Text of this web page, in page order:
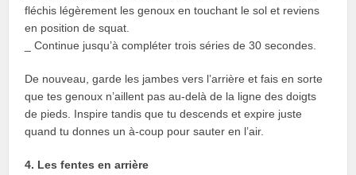
fléchis légèrement les genoux en touchant le sol et reviens
en position de squat.
_ Continue jusqu’à compléter trois séries de 30 secondes.
De nouveau, garde les jambes vers l’arrière et fais en sorte
que tes genoux n’aillent pas au-delà de la ligne des doigts
de pieds. Inspire tandis que tu descends et expire juste
quand tu donnes un à-coup pour sauter en l’air.
4. Les fentes en arrière